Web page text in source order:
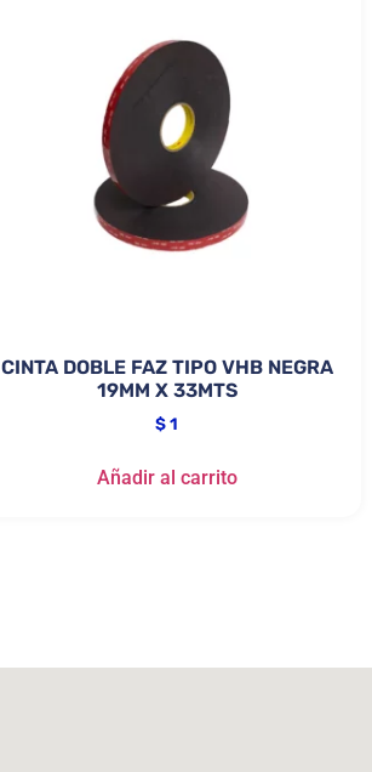
CINTA DOBLE FAZ TIPO VHB NEGRA
19MM X 33MTS
$1
Añadir al carrito